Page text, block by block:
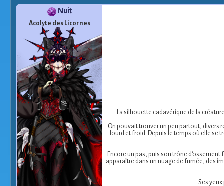
Nuit
Acolyte des Licornes
La silhouette cadavérique de la
On pouvait trouver un peu partout, divers
lourd et froid. Depuis le temps où elle se
Encore un pas, puis son trône
apparaître dans un nuage de fumée, des
Ses